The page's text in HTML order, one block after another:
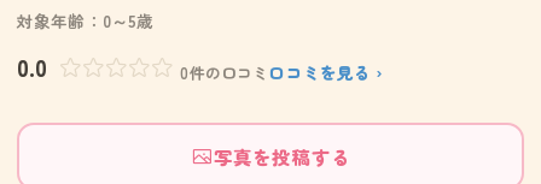
対象年齢：0～5歳
0.0 0件の口コミ 口コミを見る ›
写真を投稿する